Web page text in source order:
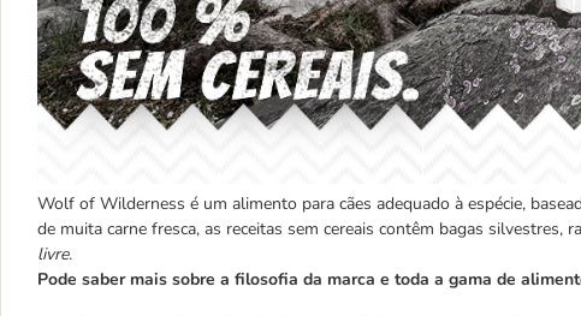
Wolf of Wilderness é um alimento para cães adequado à espécie,
de muita carne fresca, as receitas sem cereais contêm bagas silvestres,
livre.
Pode saber mais sobre a filosofia da marca e toda a gama de